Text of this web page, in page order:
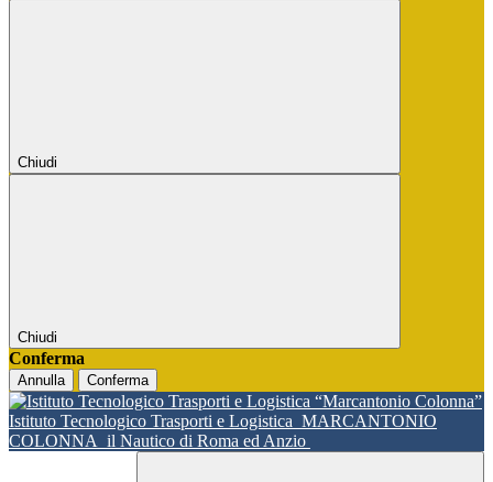
Chiudi
Chiudi
Conferma
Annulla Conferma
Istituto Tecnologico Trasporti e Logistica MARCANTONIO
COLONNA il Nautico di Roma ed Anzio